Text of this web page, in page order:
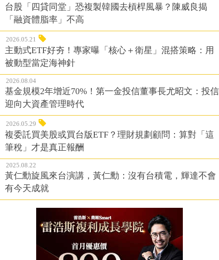
台股「四貸同堂」恐複製韓國去槓桿風暴？陳威良揭
「融資體脂率」不高
2026.05.21
主動式ETF好夯！專家曝「核心＋衛星」混搭策略：用
被動型當定海神針
2026.08.04
基金規模2年增近70%！第一金投信董事長尤昭文：投信
迎向大資產管理時代
2026.05.29
複委託買美股或買台版ETF？理財規劃顧問：算對「這
筆稅」才是真正報酬
2025.08.22
黃仁勳旋風來台演講，黃仁勳：沒有台積電，輝達不會
有今天成就